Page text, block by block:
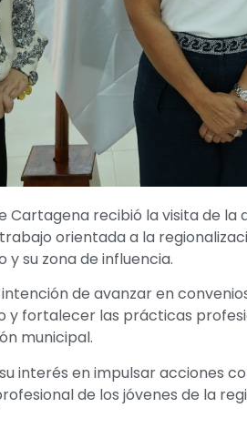
Cartagena recibió la visita de la
orientada a la
su zona de influencia.
de avanzar en
y fortalecer las prácticas
municipal.
interés en impulsar acciones
de los jóvenes de la